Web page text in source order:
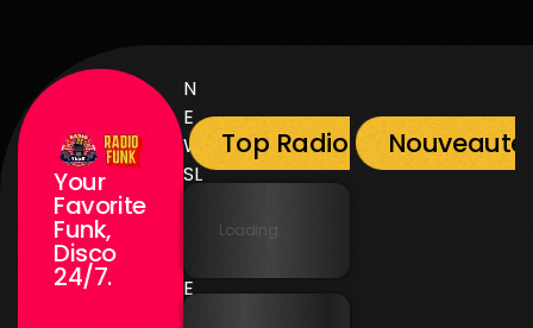
Your
Favorite
Funk,
Disco
24/7.
N
E
W
SL
E
Top Radio Funk
Loading...